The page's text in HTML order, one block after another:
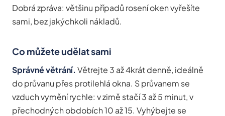
Dobrá zpráva: většinu případů rosení oken vyřešíte
sami, bez jakýchkoli nákladů.
Co můžete udělat sami
Správné větrání. Větrejte 3 až 4krát denně, ideálně
do průvanu přes protilehlá okna. S průvanem se
vzduch vymění rychle: v zimě stačí 3 až 5 minut, v
přechodných obdobích 10 až 15. Vyhýbejte se